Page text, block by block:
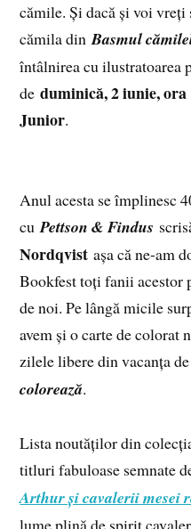
cămile. Și dacă și voi vreți
cămila dinBasmul
întâlnirea cu ilustratoarea
deduminică, 2 iunie,
Junior.
Anul acesta se împlinesc
cuPettson & Findus
Nordqvist așa că ne-am
Bookfest toți fanii acestor
de noi. Pe lângă micile
avem și o carte de colorat
zilele libere din vacanța
colorează.
Lista noutăților din
titluri fabuloase semnate
Arthur și cavalerii mesei
lume plină de spirit